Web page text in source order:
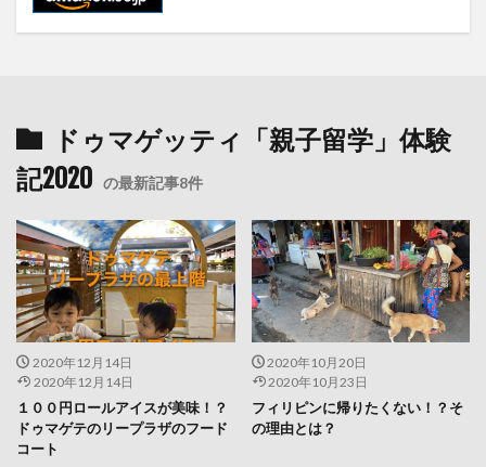
ドゥマゲッティ「親子留学」体験
記2020 の最新記事8件
2020年12月14日
2020年12月14日
１００円ロールアイスが美味！？
ドゥマゲテのリープラザのフード
コート
2020年10月20日
2020年10月23日
フィリピンに帰りたくない！？そ
の理由とは？